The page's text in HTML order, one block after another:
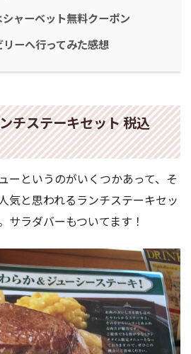
ャーベット無料クーポン
ーへ行ってみた感想
チステーキセット 税込
ーというのがいくつかあって、そ
気と思われるランチステーキセッ
サラダバーもついてます！